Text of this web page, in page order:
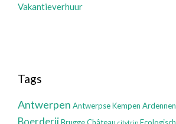
Vakantieverhuur
Tags
Antwerpen Antwerpse Kempen Ardennen
Boerderij